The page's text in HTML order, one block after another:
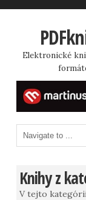
Elektronické
Knihy z
V tejto